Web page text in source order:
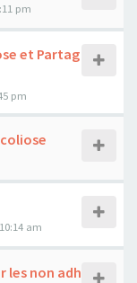
pm
et Partag
pm
am
les non adh